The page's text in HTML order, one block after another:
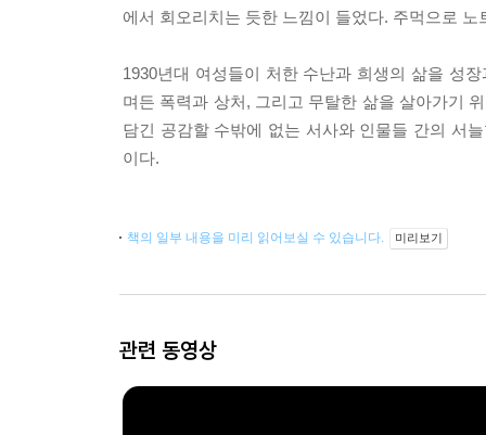
에서 회오리치는 듯한 느낌이 들었다. 주먹으로
1930년대 여성들이 처한 수난과 희생의 삶을 성
며든 폭력과 상처, 그리고 무탈한 삶을 살아가기
담긴 공감할 수밖에 없는 서사와 인물들 간의 서
이다.
책의 일부 내용을 미리 읽어보실 수 있습니다. 미리보기
관련 동영상